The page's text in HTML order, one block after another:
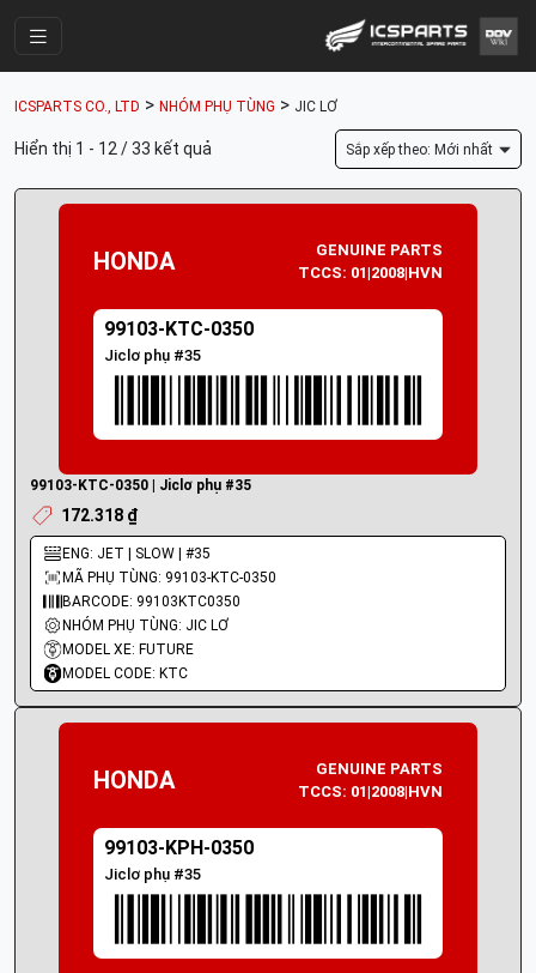
Parts Catalogue
Nhóm Phụ Tùng
Tài khoản
ICSPARTS CO., LTD > NHÓM PHỤ TÙNG > JIC LƠ
Hiển thị 1 - 12 / 33 kết quả Sắp xếp theo: Mới nhất
HONDA
GENUINE PARTS
TCCS: 01|2008|HVN
99103-KTC-0350
Jiclơ phụ #35
99103-KTC-0350 | Jiclơ phụ #35
172.318 ₫
ENG: JET | SLOW | #35
MÃ PHỤ TÙNG: 99103-KTC-0350
BARCODE: 99103KTC0350
NHÓM PHỤ TÙNG: JIC LƠ
MODEL XE: FUTURE
MODEL CODE: KTC
HONDA
GENUINE PARTS
TCCS: 01|2008|HVN
99103-KPH-0350
Jiclơ phụ #35